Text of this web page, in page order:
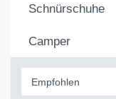
Schnürschuhe
Camper